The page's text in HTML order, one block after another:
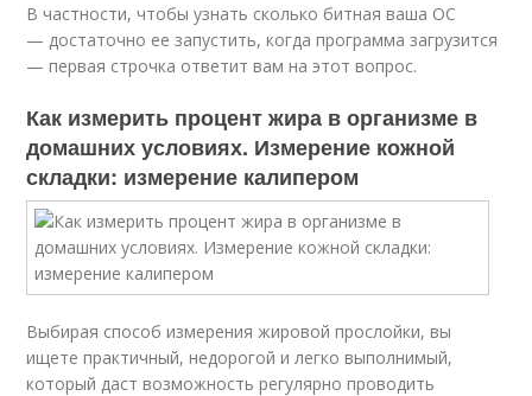
В частности, чтобы узнать сколько битная ваша ОС
— достаточно ее запустить, когда программа загрузится
— первая строчка ответит вам на этот вопрос.
Как измерить процент жира в организме в
домашних условиях. Измерение кожной
складки: измерение калипером
Выбирая способ измерения жировой прослойки, вы
ищете практичный, недорогой и легко выполнимый,
который даст возможность регулярно проводить